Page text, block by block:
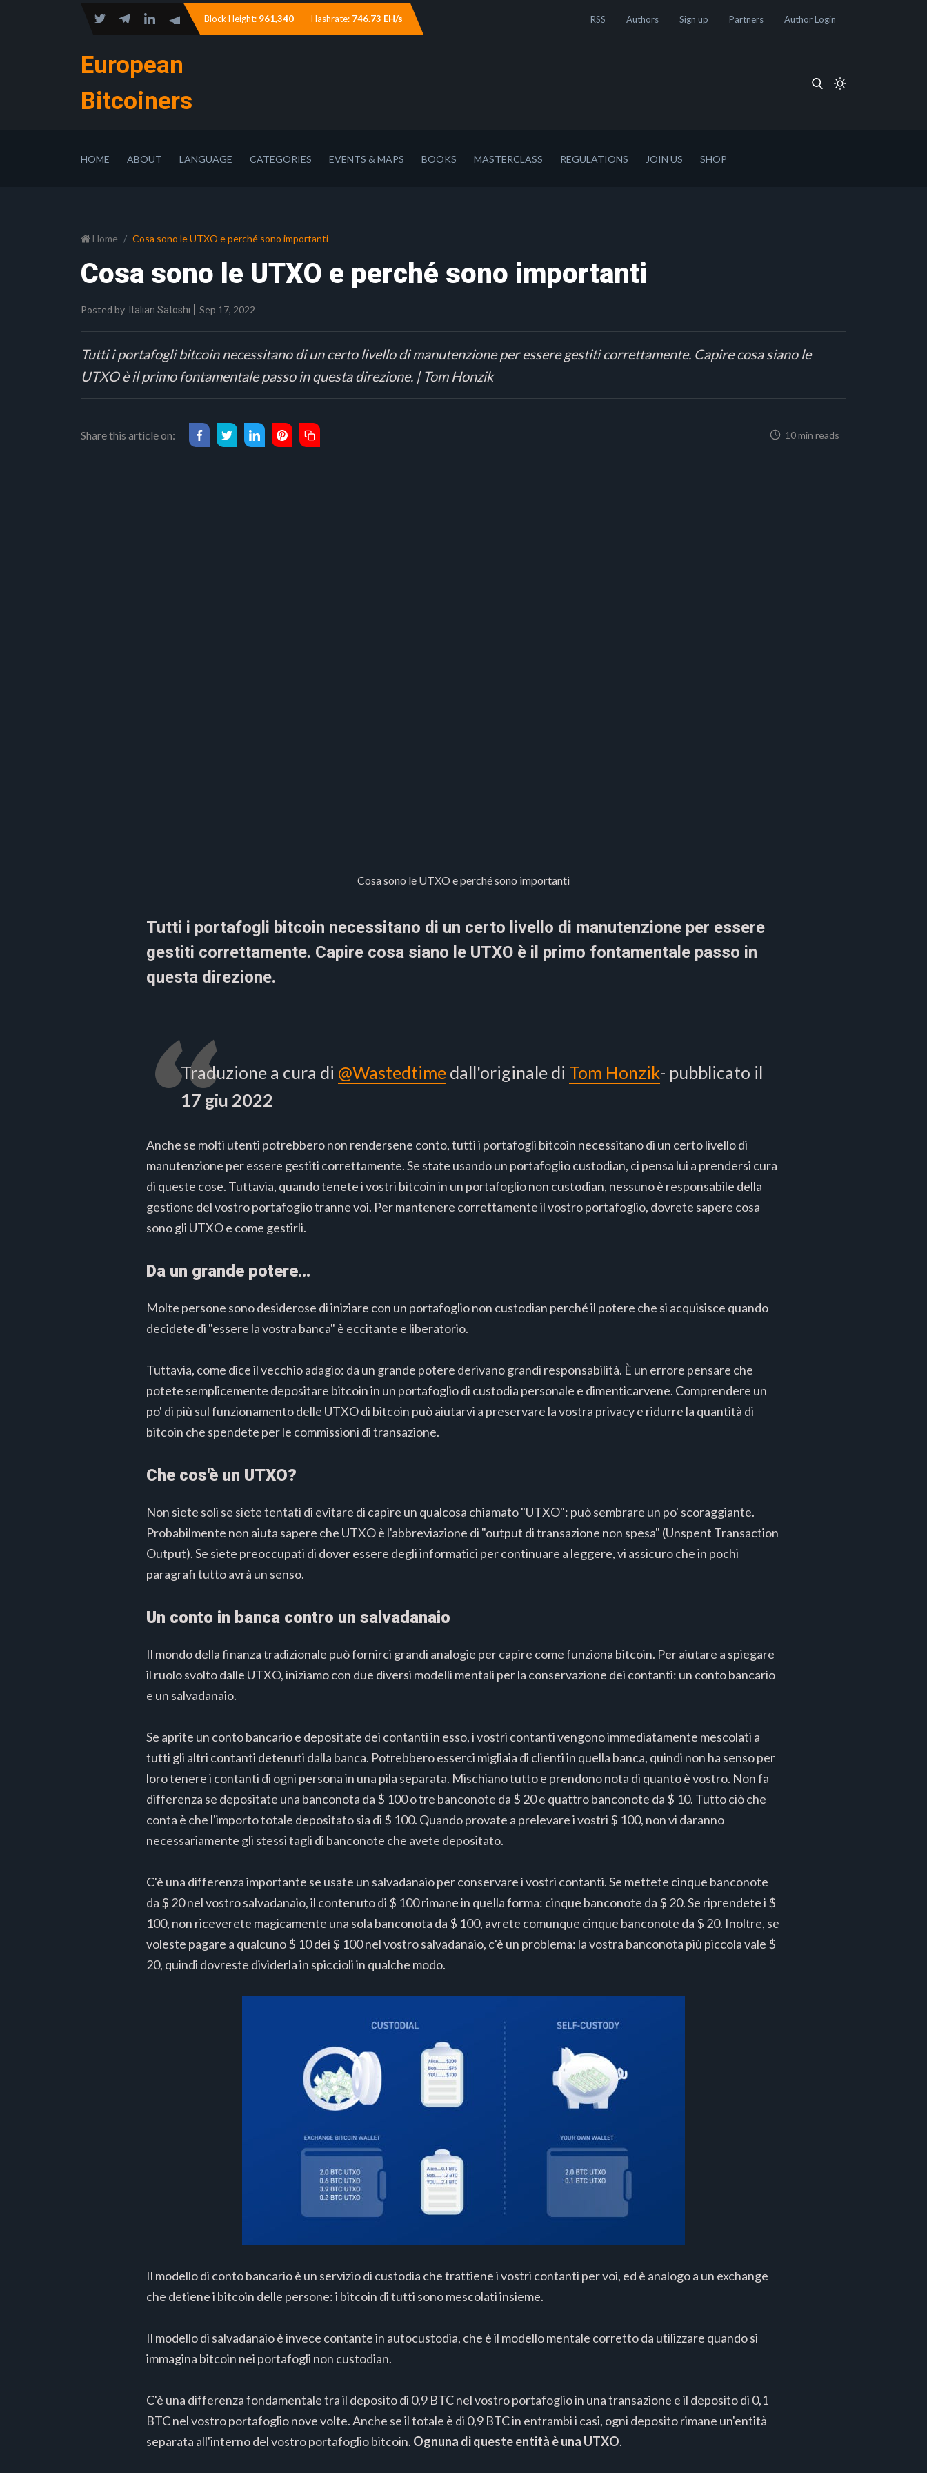
Block Height: 961,340 Hashrate: 746.73 EH/s RSS Authors Sign up Partners Author Login
European
Bitcoiners
HOME ABOUT LANGUAGE CATEGORIES EVENTS & MAPS BOOKS MASTERCLASS REGULATIONS JOIN US SHOP
Home Cosa sono le UTXO e perché sono importanti
Cosa sono le UTXO e perché sono importanti
Posted by Italian Satoshi Sep 17, 2022
Tutti i portafogli bitcoin necessitano di un certo livello di manutenzione per essere gestiti correttamente. Capire cosa siano le
UTXO è il primo fontamentale passo in questa direzione. | Tom Honzik
Share this article on: 10 min reads
Cosa sono le UTXO e perché sono importanti
Tutti i portafogli bitcoin necessitano di un certo livello di manutenzione per essere
gestiti correttamente. Capire cosa siano le UTXO è il primo fontamentale passo in
questa direzione.
Traduzione a cura di @Wastedtime dall'originale di Tom Honzik- pubblicato il
17 giu 2022
Anche se molti utenti potrebbero non rendersene conto, tutti i portafogli bitcoin necessitano di un certo livello di
manutenzione per essere gestiti correttamente. Se state usando un portafoglio custodian, ci pensa lui a prendersi cura
di queste cose. Tuttavia, quando tenete i vostri bitcoin in un portafoglio non custodian, nessuno è responsabile della
gestione del vostro portafoglio tranne voi. Per mantenere correttamente il vostro portafoglio, dovrete sapere cosa
sono gli UTXO e come gestirli.
Da un grande potere...
Molte persone sono desiderose di iniziare con un portafoglio non custodian perché il potere che si acquisisce quando
decidete di "essere la vostra banca" è eccitante e liberatorio.
Tuttavia, come dice il vecchio adagio: da un grande potere derivano grandi responsabilità. È un errore pensare che
potete semplicemente depositare bitcoin in un portafoglio di custodia personale e dimenticarvene. Comprendere un
po' di più sul funzionamento delle UTXO di bitcoin può aiutarvi a preservare la vostra privacy e ridurre la quantità di
bitcoin che spendete per le commissioni di transazione.
Che cos'è un UTXO?
Non siete soli se siete tentati di evitare di capire un qualcosa chiamato "UTXO": può sembrare un po' scoraggiante.
Probabilmente non aiuta sapere che UTXO è l'abbreviazione di "output di transazione non spesa" (Unspent Transaction
Output). Se siete preoccupati di dover essere degli informatici per continuare a leggere, vi assicuro che in pochi
paragrafi tutto avrà un senso.
Un conto in banca contro un salvadanaio
Il mondo della finanza tradizionale può fornirci grandi analogie per capire come funziona bitcoin. Per aiutare a spiegare
il ruolo svolto dalle UTXO, iniziamo con due diversi modelli mentali per la conservazione dei contanti: un conto bancario
e un salvadanaio.
Se aprite un conto bancario e depositate dei contanti in esso, i vostri contanti vengono immediatamente mescolati a
tutti gli altri contanti detenuti dalla banca. Potrebbero esserci migliaia di clienti in quella banca, quindi non ha senso per
loro tenere i contanti di ogni persona in una pila separata. Mischiano tutto e prendono nota di quanto è vostro. Non fa
differenza se depositate una banconota da $ 100 o tre banconote da $ 20 e quattro banconote da $ 10. Tutto ciò che
conta è che l'importo totale depositato sia di $ 100. Quando provate a prelevare i vostri $ 100, non vi daranno
necessariamente gli stessi tagli di banconote che avete depositato.
C'è una differenza importante se usate un salvadanaio per conservare i vostri contanti. Se mettete cinque banconote
da $ 20 nel vostro salvadanaio, il contenuto di $ 100 rimane in quella forma: cinque banconote da $ 20. Se riprendete i $
100, non riceverete magicamente una sola banconota da $ 100, avrete comunque cinque banconote da $ 20. Inoltre, se
voleste pagare a qualcuno $ 10 dei $ 100 nel vostro salvadanaio, c'è un problema: la vostra banconota più piccola vale $
20, quindi dovreste dividerla in spiccioli in qualche modo.
Il modello di conto bancario è un servizio di custodia che trattiene i vostri contanti per voi, ed è analogo a un exchange
che detiene i bitcoin delle persone: i bitcoin di tutti sono mescolati insieme.
Il modello di salvadanaio è invece contante in autocustodia, che è il modello mentale corretto da utilizzare quando si
immagina bitcoin nei portafogli non custodian.
C'è una differenza fondamentale tra il deposito di 0,9 BTC nel vostro portafoglio in una transazione e il deposito di 0,1
BTC nel vostro portafoglio nove volte. Anche se il totale è di 0,9 BTC in entrambi i casi, ogni deposito rimane un'entità
separata all'interno del vostro portafoglio bitcoin. Ognuna di queste entità è una UTXO.